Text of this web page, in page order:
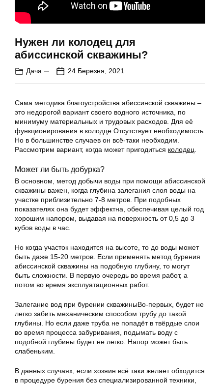
Нужен ли колодец для
абиссинской скважины?
Дача 24 Березня, 2021
Сама методика благоустройства абиссинской скважины –
это недорогой вариант своего водного источника, по
минимуму материальных и трудовых расходов. Для её
функционирования в колодце Отсутствует необходимость.
Но в большинстве случаев он всё-таки необходим.
Рассмотрим вариант, когда может пригодиться колодец
Может ли быть добурка?
В основном, метод добычи воды при помощи абиссинской
скважины важен, когда глубина залегания слоя воды на
участке приблизительно 7-8 метров. При подобных
показателях она будет эффектна, обеспечивая целый год
хорошим напором, выдавая на поверхность от 0,5 до 3
кубов воды в час.
Но когда участок находится на высоте, то до воды может
быть даже 15-20 метров. Если применять метод бурения
абиссинской скважины на подобную глубину, то могут
быть сложности. В первую очередь во время работ, а
потом во время эксплуатационных работ.
Залегание вод при бурении скважиныВо-первых, будет не
легко забить механическим способом трубу до такой
глубины. Но если даже труба не попадёт в твёрдые слои
во время процесса забуривания, подымать воду с
подобной глубины будет не легко. Напор может быть
слабеньким.
В данных случаях, если хозяин всё таки желает обходится
в процедуре бурения без специализированной техники,